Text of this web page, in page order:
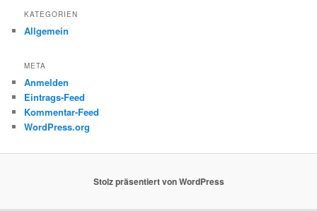
KATEGORIEN
Allgemein
META
Anmelden
Eintrags-Feed
Kommentar-Feed
WordPress.org
Stolz präsentiert von WordPress